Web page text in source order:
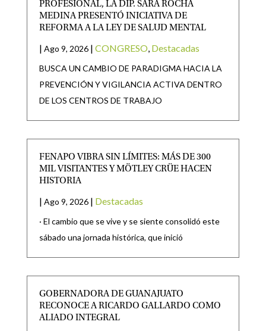
PROFESIONAL, LA DIP. SARA ROCHA
MEDINA PRESENTÓ INICIATIVA DE
REFORMA A LA LEY DE SALUD MENTAL
| Ago 9, 2026 | CONGRESO Destacadas
BUSCA UN CAMBIO DE PARADIGMA HACIA LA
PREVENCIÓN Y VIGILANCIA ACTIVA DENTRO
DE LOS CENTROS DE TRABAJO
FENAPO VIBRA SIN LÍMITES: MÁS DE 300
MIL VISITANTES Y MÖTLEY CRÜE HACEN
HISTORIA
| Ago 9, 2026 | Destacadas
· El cambio que se vive y se siente consolidó este
sábado una jornada histórica, que inició
GOBERNADORA DE GUANAJUATO
RECONOCE A RICARDO GALLARDO COMO
ALIADO INTEGRAL